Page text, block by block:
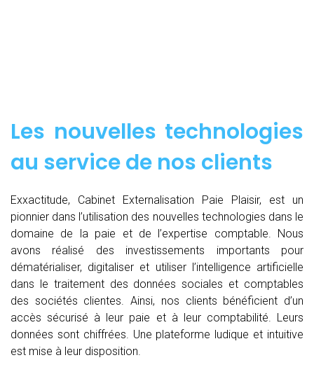
Les nouvelles technologies
au service de nos clients
Exxactitude, Cabinet Externalisation Paie Plaisir, est un
pionnier dans l’utilisation des nouvelles technologies dans le
domaine de la paie et de l’expertise comptable. Nous
avons réalisé des investissements importants pour
dématérialiser, digitaliser et utiliser l’intelligence artificielle
dans le traitement des données sociales et comptables
des sociétés clientes. Ainsi, nos clients bénéficient d’un
accès sécurisé à leur paie et à leur comptabilité. Leurs
données sont chiffrées. Une plateforme ludique et intuitive
est mise à leur disposition.